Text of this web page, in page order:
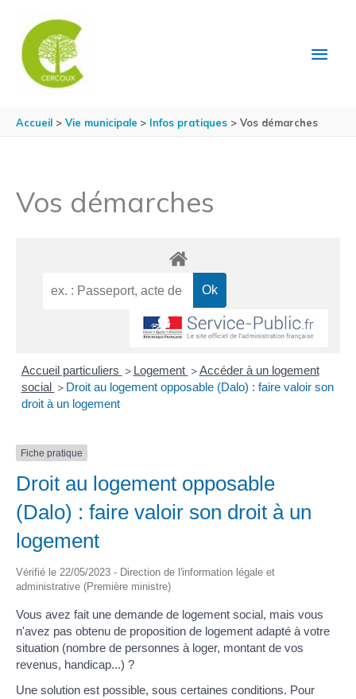
Accueil Vie municipale Infos pratiques Vos démarches
Vos démarches
Accueil particuliers > Logement > Accéder à un logement
social > Droit au logement opposable (Dalo) : faire valoir son
droit à un logement
Fiche pratique
Droit au logement opposable
(Dalo) : faire valoir son droit à un
logement
Vérifié le 22/05/2023 - Direction de l'information légale et
administrative (Première ministre)
Vous avez fait une demande de logement social, mais vous
n'avez pas obtenu de proposition de logement adapté à votre
situation (nombre de personnes à loger, montant de vos
revenus, handicap...) ?
Une solution est possible, sous certaines conditions. Pour